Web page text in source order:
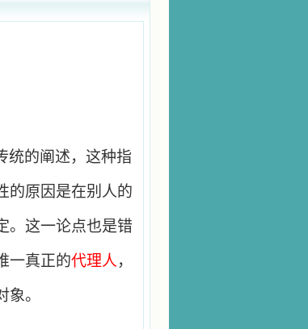
统的阐述，这种指
的原因是在别人的
。这一论点也是错
一真正的代理人 ，
。